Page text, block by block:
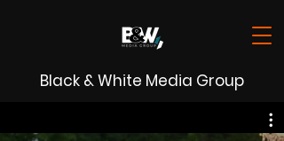
Black & White Media Group